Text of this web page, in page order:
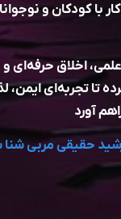
با کودکان و
اخلاق حرفه‌ای
تا تجربه‌ای ایمن،
آورد
حقیقی مربی شنا
مربی